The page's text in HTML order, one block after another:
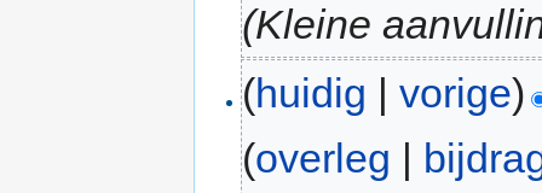
(Kleine
(huidig |vorige)
(overleg